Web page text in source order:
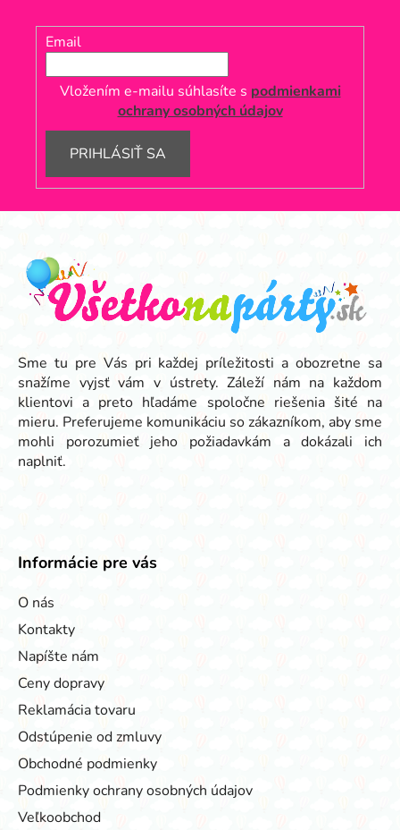
Email
Vložením e-mailu súhlasíte s podmienkami
ochrany osobných údajov
PRIHLÁSIŤ SA
Z
Sme tu pre Vás pri každej príležitosti a obozretne sa
snažíme vyjsť vám v ústrety. Záleží nám na každom
klientovi a preto hľadáme spoločne riešenia šité na
mieru. Preferujeme komunikáciu so zákazníkom, aby sme
mohli porozumieť jeho požiadavkám a dokázali ich
naplniť.
Informácie pre vás
O nás
Kontakty
Napíšte nám
Ceny dopravy
Reklamácia tovaru
Odstúpenie od zmluvy
Obchodné podmienky
Podmienky ochrany osobných údajov
Veľkoobchod